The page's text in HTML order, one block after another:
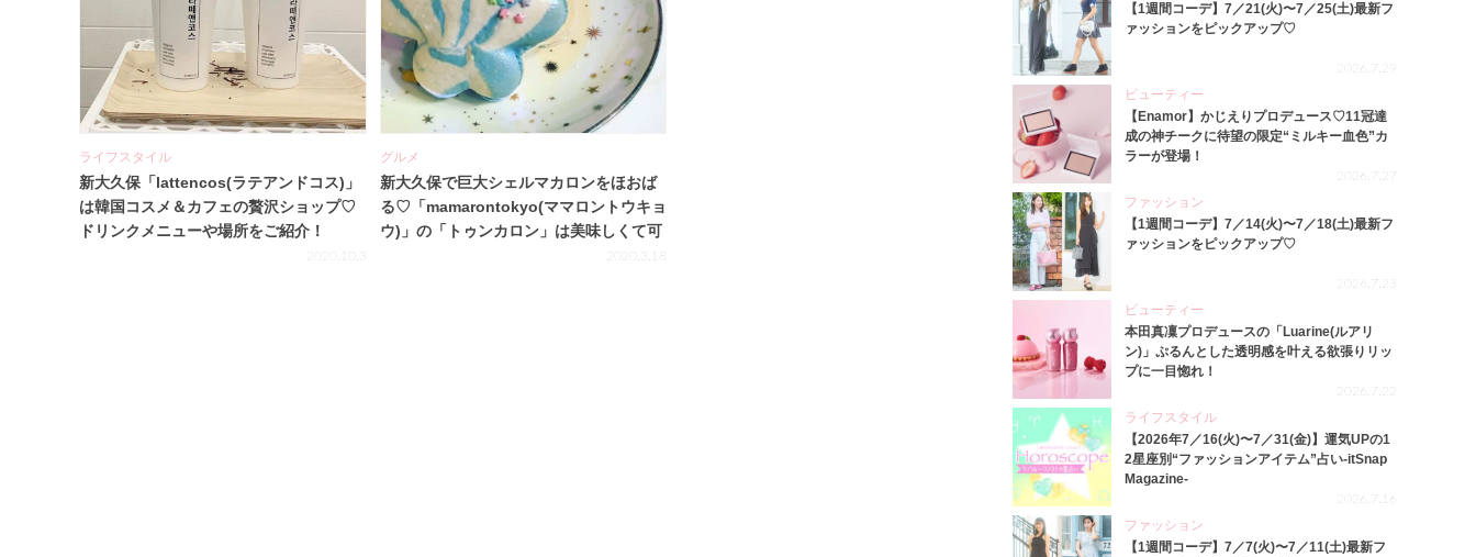
ライフスタイル
新大久保「lattencos(ラテアンドコス)」
は韓国コスメ＆カフェの贅沢ショップ♡
ドリンクメニューや場所をご紹介！
2020.10.3
グルメ
新大久保で巨大シェルマカロンをほおば
る♡「mamarontokyo(ママロントウキョ
ウ)」の「トゥンカロン」は美味しくて可
2020.3.18
【1週間コーデ】7／21(火)〜7／25(土)最新フ
ァッションをピックアップ♡
2026.7.29
ビューティー
【Enamor】かじえりプロデュース♡11冠達
成の神チークに待望の限定“ミルキー血色”カ
ラーが登場！
2026.7.27
ファッション
【1週間コーデ】7／14(火)〜7／18(土)最新フ
ァッションをピックアップ♡
2026.7.23
ビューティー
本田真凜プロデュースの「Luarine(ルアリ
ン)」ぷるんとした透明感を叶える欲張りリッ
プに一目惚れ！
2026.7.22
ライフスタイル
【2026年7／16(火)〜7／31(金)】運気UPの1
2星座別“ファッションアイテム”占い-itSnap
Magazine-
2026.7.16
ファッション
【1週間コーデ】7／7(火)〜7／11(土)最新フ